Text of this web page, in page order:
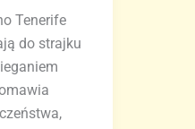
Tenerife
do strajku